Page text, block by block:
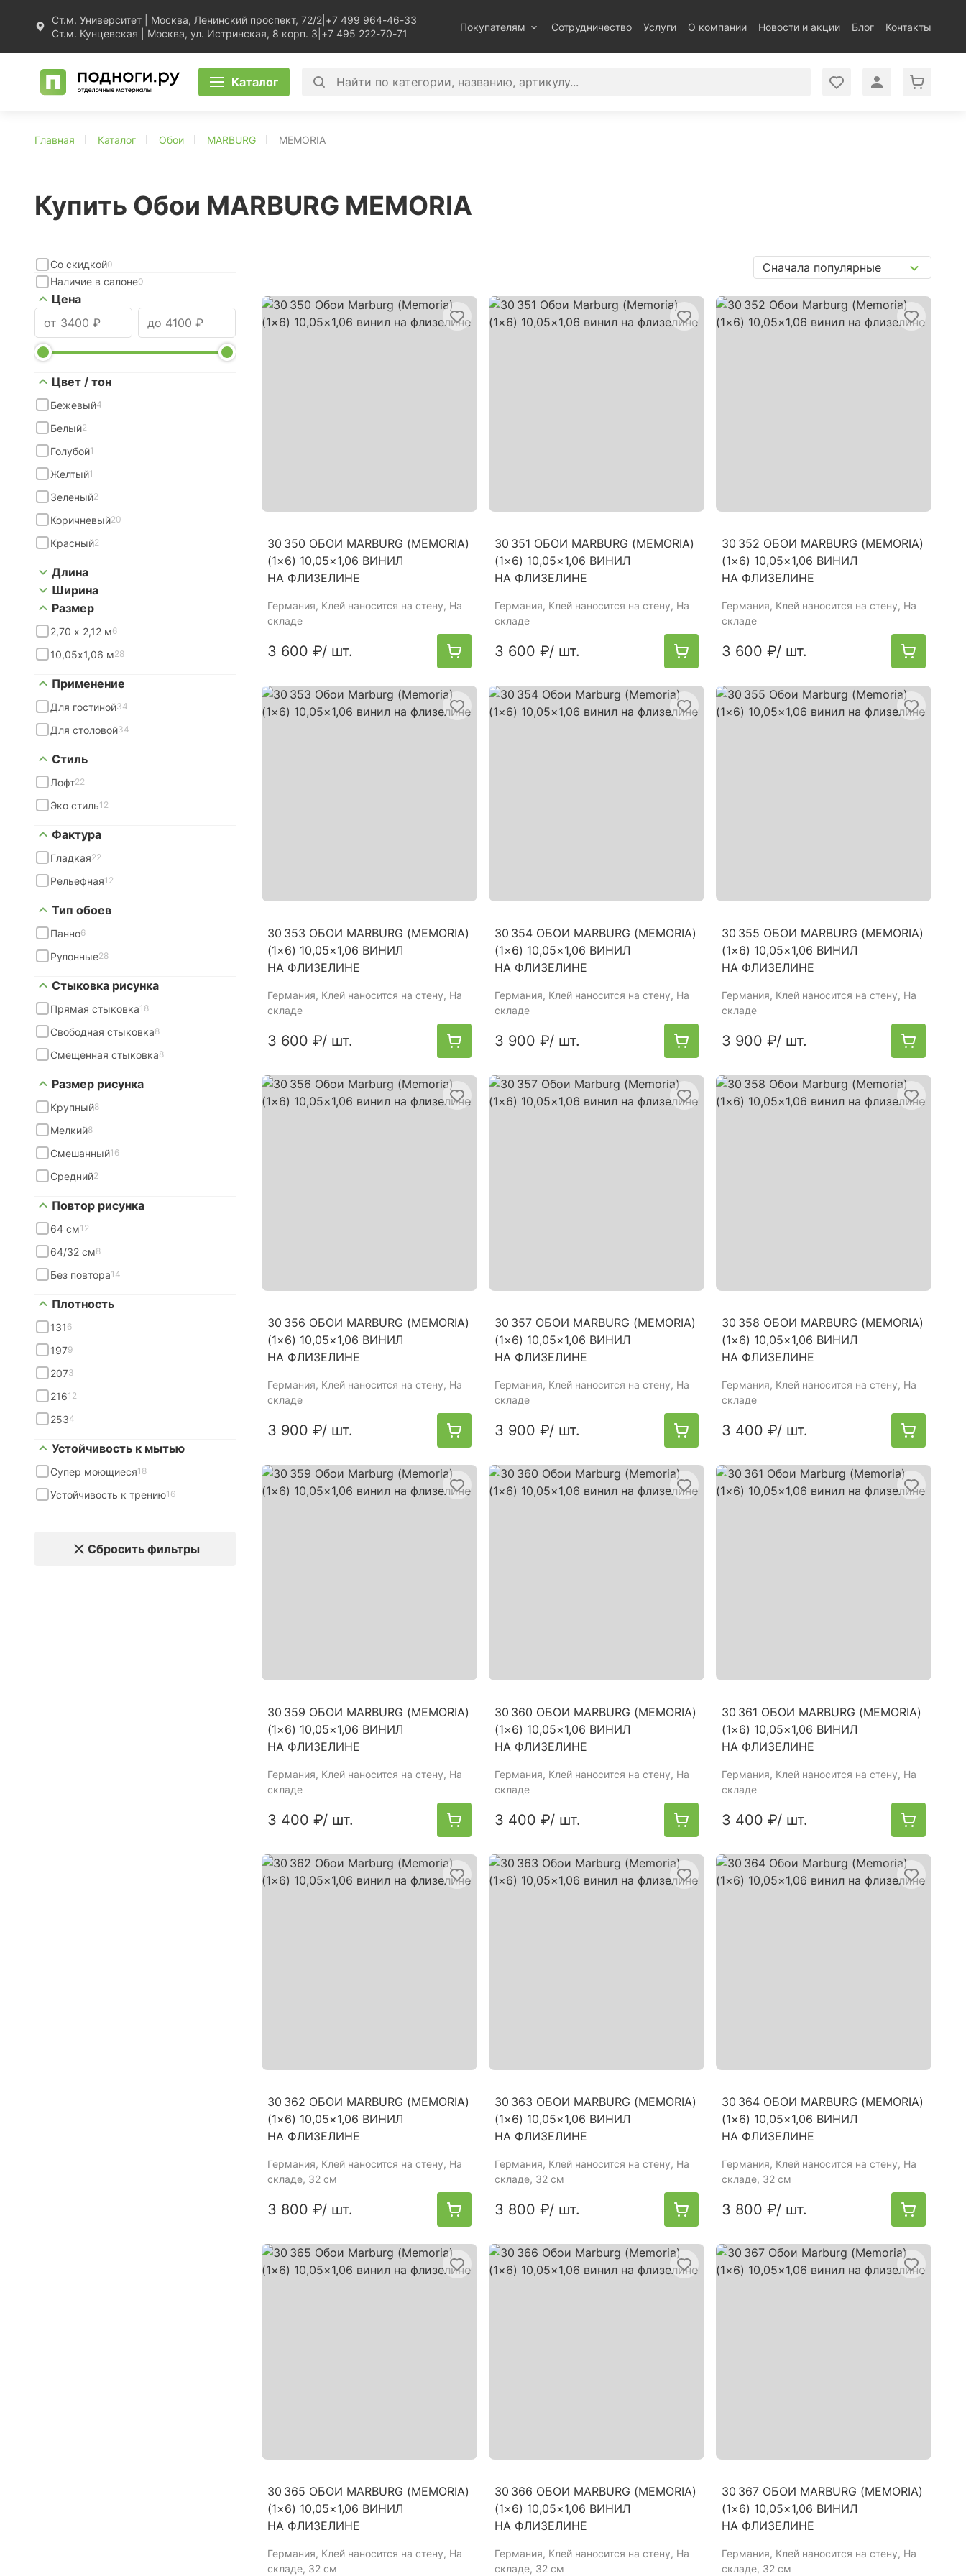
Ст.м. Университет | Москва, Ленинский проспект, 72/2 +7 499 964-46-33
Ст.м. Кунцевская | Москва, ул. Истринская, 8 корп. 3 +7 495 222-70-71
Покупателям Сотрудничество Услуги О компании Новости и акции Блог Контакты
Каталог
Главная Каталог Обои MARBURG MEMORIA
Купить Обои MARBURG MEMORIA
Со скидкой0
Наличие в салоне0
Цена
Цвет / тон
Бежевый4
Белый2
Голубой1
Желтый1
Зеленый2
Коричневый20
Красный2
Длина
Ширина
Размер
2,70 x 2,12 м6
10,05х1,06 м28
Применение
Для гостиной34
Для столовой34
Стиль
Лофт22
Эко стиль12
Фактура
Гладкая22
Рельефная12
Тип обоев
Панно6
Рулонные28
Стыковка рисунка
Прямая стыковка18
Свободная стыковка8
Смещенная стыковка8
Размер рисунка
Крупный8
Мелкий8
Смешанный16
Средний2
Повтор рисунка
64 см12
64/32 см8
Без повтора14
Плотность
131 6
1979
2073
21612
2534
Устойчивость к мытью
Супер моющиеся18
Устойчивость к трению16
Сбросить фильтры
Сначала популярные
30 350 ОБОИ MARBURG (MEMORIA)
(1×6) 10,05×1,06 ВИНИЛ
НА ФЛИЗЕЛИНЕ
Германия, Клей наносится на стену, На
складе
3 600 ₽/ шт.
30 351 ОБОИ MARBURG (MEMORIA)
(1×6) 10,05×1,06 ВИНИЛ
НА ФЛИЗЕЛИНЕ
Германия, Клей наносится на стену, На
складе
3 600 ₽/ шт.
30 352 ОБОИ MARBURG (MEMORIA)
(1×6) 10,05×1,06 ВИНИЛ
НА ФЛИЗЕЛИНЕ
Германия, Клей наносится на стену, На
складе
3 600 ₽/ шт.
30 353 ОБОИ MARBURG (MEMORIA)
(1×6) 10,05×1,06 ВИНИЛ
НА ФЛИЗЕЛИНЕ
Германия, Клей наносится на стену, На
складе
3 600 ₽/ шт.
30 354 ОБОИ MARBURG (MEMORIA)
(1×6) 10,05×1,06 ВИНИЛ
НА ФЛИЗЕЛИНЕ
Германия, Клей наносится на стену, На
складе
3 900 ₽/ шт.
30 355 ОБОИ MARBURG (MEMORIA)
(1×6) 10,05×1,06 ВИНИЛ
НА ФЛИЗЕЛИНЕ
Германия, Клей наносится на стену, На
складе
3 900 ₽/ шт.
30 356 ОБОИ MARBURG (MEMORIA)
(1×6) 10,05×1,06 ВИНИЛ
НА ФЛИЗЕЛИНЕ
Германия, Клей наносится на стену, На
складе
3 900 ₽/ шт.
30 357 ОБОИ MARBURG (MEMORIA)
(1×6) 10,05×1,06 ВИНИЛ
НА ФЛИЗЕЛИНЕ
Германия, Клей наносится на стену, На
складе
3 900 ₽/ шт.
30 358 ОБОИ MARBURG (MEMORIA)
(1×6) 10,05×1,06 ВИНИЛ
НА ФЛИЗЕЛИНЕ
Германия, Клей наносится на стену, На
складе
3 400 ₽/ шт.
30 359 ОБОИ MARBURG (MEMORIA)
(1×6) 10,05×1,06 ВИНИЛ
НА ФЛИЗЕЛИНЕ
Германия, Клей наносится на стену, На
складе
3 400 ₽/ шт.
30 360 ОБОИ MARBURG (MEMORIA)
(1×6) 10,05×1,06 ВИНИЛ
НА ФЛИЗЕЛИНЕ
Германия, Клей наносится на стену, На
складе
3 400 ₽/ шт.
30 361 ОБОИ MARBURG (MEMORIA)
(1×6) 10,05×1,06 ВИНИЛ
НА ФЛИЗЕЛИНЕ
Германия, Клей наносится на стену, На
складе
3 400 ₽/ шт.
30 362 ОБОИ MARBURG (MEMORIA)
(1×6) 10,05×1,06 ВИНИЛ
НА ФЛИЗЕЛИНЕ
Германия, Клей наносится на стену, На
складе, 32 см
3 800 ₽/ шт.
30 363 ОБОИ MARBURG (MEMORIA)
(1×6) 10,05×1,06 ВИНИЛ
НА ФЛИЗЕЛИНЕ
Германия, Клей наносится на стену, На
складе, 32 см
3 800 ₽/ шт.
30 364 ОБОИ MARBURG (MEMORIA)
(1×6) 10,05×1,06 ВИНИЛ
НА ФЛИЗЕЛИНЕ
Германия, Клей наносится на стену, На
складе, 32 см
3 800 ₽/ шт.
30 365 ОБОИ MARBURG (MEMORIA)
(1×6) 10,05×1,06 ВИНИЛ
НА ФЛИЗЕЛИНЕ
Германия, Клей наносится на стену, На
складе, 32 см
30 366 ОБОИ MARBURG (MEMORIA)
(1×6) 10,05×1,06 ВИНИЛ
НА ФЛИЗЕЛИНЕ
Германия, Клей наносится на стену, На
складе, 32 см
30 367 ОБОИ MARBURG (MEMORIA)
(1×6) 10,05×1,06 ВИНИЛ
НА ФЛИЗЕЛИНЕ
Германия, Клей наносится на стену, На
складе, 32 см